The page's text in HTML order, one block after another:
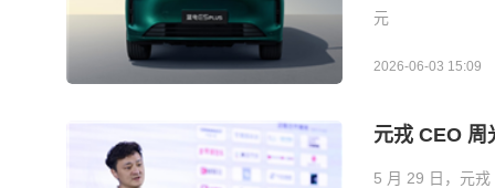
元
2026-06-03 15:09
元戎 CEO 周
5 月 29 日，元